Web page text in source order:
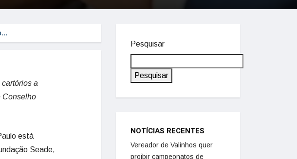
a
Conselho
está
Seade,
Pesquisar
Pesquisar
NOTÍCIAS RECENTES
Vereador de Valinhos quer
proibir campeonatos de